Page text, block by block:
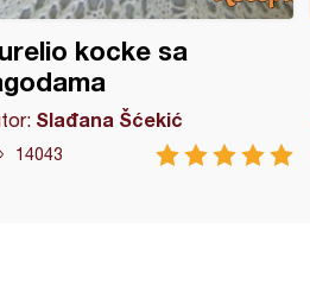
kocke sa
Slađana Šćekić
14043